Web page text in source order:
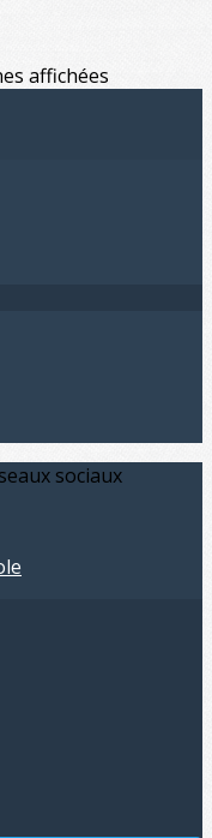
affichées
sociaux